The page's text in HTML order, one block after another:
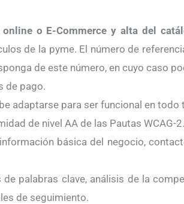
o E-Commerce y alta del
de la pyme. El número de
de este número, en cuyo caso
de pago.
adaptarse para ser funcional en
de nivel AA de las Pautas WCAG-
básica del negocio,
de palabras clave, análisis de la
de seguimiento.